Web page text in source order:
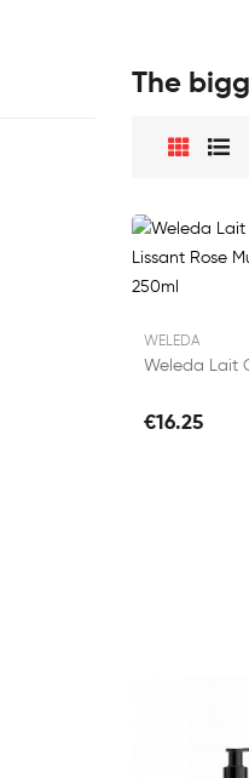
The
WELEDA
€16.25